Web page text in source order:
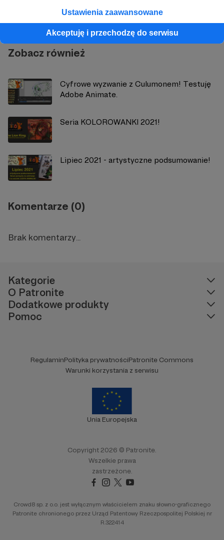
Ustawienia zaawansowane
Akceptuję i przechodzę do serwisu
Zobacz również
Cyfrowe wyzwanie z Culumonem! Testuję
Adobe Animate.
Seria KOLOROWANKI 2021!
Lipiec 2021 - artystyczne podsumowanie!
Komentarze (0)
Brak komentarzy...
Kategorie
O Patronite
Dodatkowe produkty
Pomoc
RegulaminPolityka prywatnościPatronite Commons
Warunki korzystania z serwisu
Unia Europejska
Copyright 2026 © Patronite.
Wszelkie prawa
zastrzeżone.
Crowd8 sp. z o.o. jest wyłącznym właścicielem znaku słowno-graficznego
Patronite chronionego przez Urząd Patentowy Rzeczpospolitej Polskiej nr
R.322414